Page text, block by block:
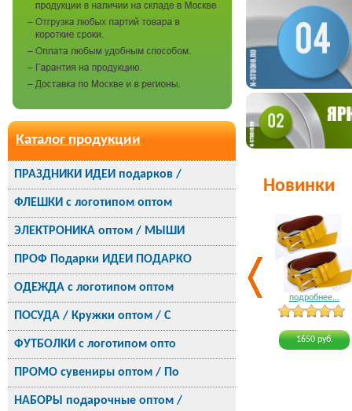
Каталог продукции
ПРАЗДНИКИ ИДЕИ подарков /
ФЛЕШКИ с логотипом оптом
ЭЛЕКТРОНИКА оптом / МЫШИ
ПРОФ Подарки ИДЕИ ПОДАРКО
ОДЕЖДА с логотипом оптом
ПОСУДА / Кружки оптом / С
ФУТБОЛКИ с логотипом опто
ПРОМО сувениры оптом / По
НАБОРЫ подарочные оптом /
Новинки
подробнее...
1650 руб.